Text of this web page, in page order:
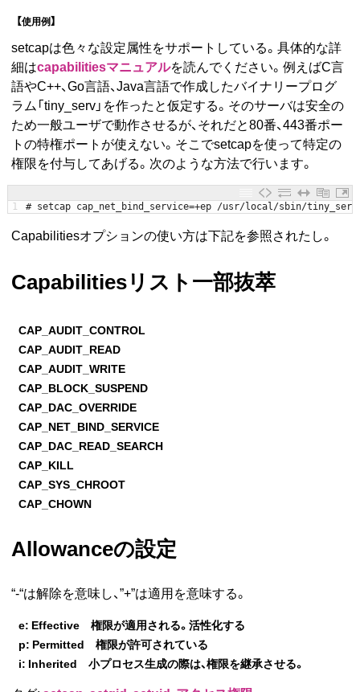
【使用例】
setcapは色々な設定属性をサポートしている。具体的な詳
細はcapabilitiesマニュアルを読んでください。例えばC言
語やC++、Go言語、Java言語で作成したバイナリープログ
ラム「tiny_serv」を作ったと仮定する。そのサーバは安全の
ため一般ユーザで動作させるが、それだと80番、443番ポー
トの特権ポートが使えない。そこでsetcapを使って特定の
権限を付与してあげる。次のような方法で行います。
1 # setcap cap_net_bind_service=+ep /usr/local/sbin/tiny_serv
Capabilitiesオプションの使い方は下記を参照されたし。
Capabilitiesリスト一部抜萃
CAP_AUDIT_CONTROL
CAP_AUDIT_READ
CAP_AUDIT_WRITE
CAP_BLOCK_SUSPEND
CAP_DAC_OVERRIDE
CAP_NET_BIND_SERVICE
CAP_DAC_READ_SEARCH
CAP_KILL
CAP_SYS_CHROOT
CAP_CHOWN
Allowanceの設定
“-“は解除を意味し、”+”は適用を意味する。
e: Effective 権限が適用される。活性化する
p: Permitted 権限が許可されている
i: Inherited 小プロセス生成の際は、権限を継承させる。